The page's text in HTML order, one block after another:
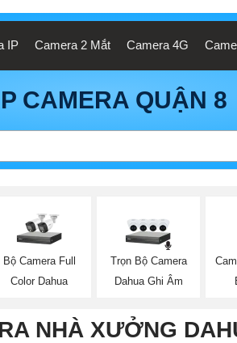
IP Camera 2 Mắt Camera 4G
CAMERA QUẬN 8
Bộ Camera Full
Color Dahua
Trọn Bộ Camera
Dahua Ghi Âm
NHÀ XƯỞNG